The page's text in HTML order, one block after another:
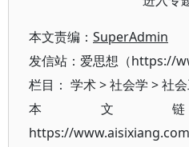
本文责编： SuperAdmin
发信站：爱思想（https://
栏目： 学术>社会学 >社
本文
https://